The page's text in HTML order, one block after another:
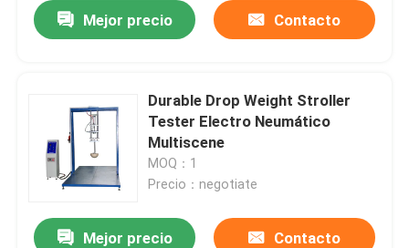
Hogar
Espectáculo de realidad virtual
Mejor precio Contacto
Durable Drop Weight Stroller
Tester Electro Neumático
Multiscene
MOQ：1
Precio：negotiate
Mejor precio Contacto